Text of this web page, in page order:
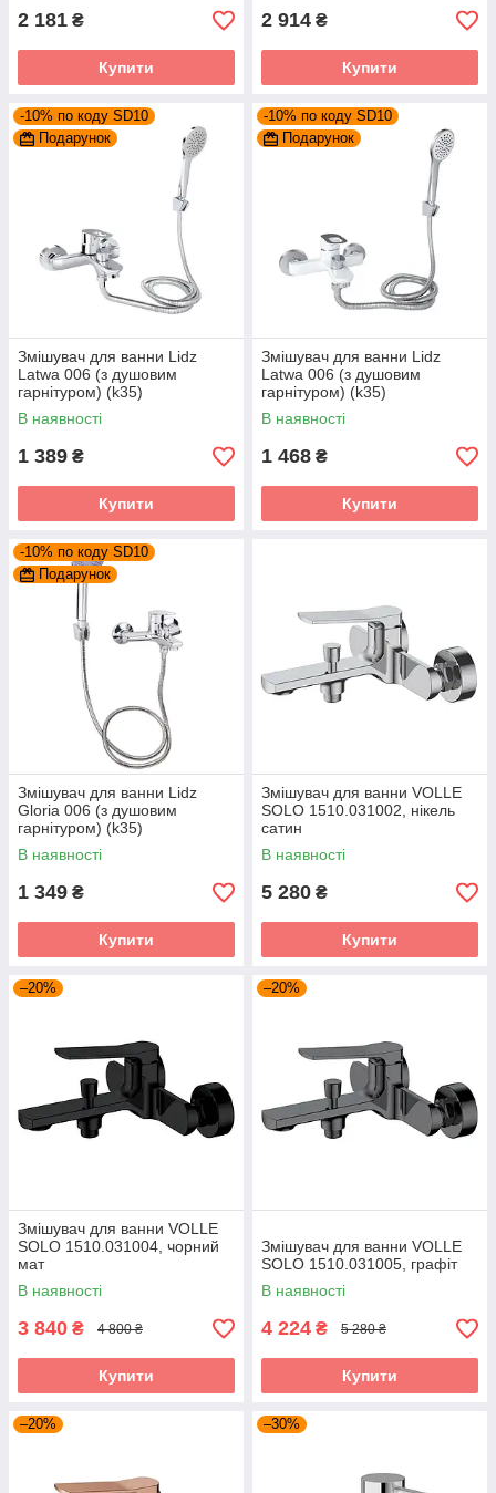
2 181 ₴
Купити
2 914 ₴
Купити
-10% по коду SD10
Подарунок
Змішувач для ванни Lidz
Latwa 006 (з душовим
гарнітуром) (k35)
LDLAT006CRM45414 Chrome
В наявності
1 389 ₴
Купити
-10% по коду SD10
Подарунок
Змішувач для ванни Lidz
Latwa 006 (з душовим
гарнітуром) (k35)
LDLAT006WHI45424 White
В наявності
1 468 ₴
Купити
-10% по коду SD10
Подарунок
Змішувач для ванни Lidz
Gloria 006 (з душовим
гарнітуром) (k35)
LDGLO006CRM35118
Chrome
В наявності
1 349 ₴
Купити
Змішувач для ванни VOLLE
SOLO 1510.031002, нікель
сатин
В наявності
5 280 ₴
Купити
–20%
Змішувач для ванни VOLLE
SOLO 1510.031004, чорний
мат
В наявності
3 840 ₴ 4 800 ₴
Купити
–20%
Змішувач для ванни VOLLE
SOLO 1510.031005, графіт
В наявності
4 224 ₴ 5 280 ₴
Купити
–20% –30%